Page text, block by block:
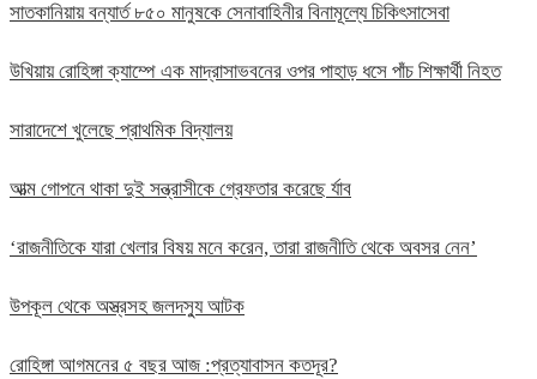
সাতকানিয়ায় বন্যার্ত ৮৫০ মানুষকে সেনাবাহিনীর বিনামূল্যে চিকিৎসাসেবা
উখিয়ায় রোহিঙ্গা ক্যাম্পে এক মাদ্রাসাভবনের ওপর পাহাড় ধসে পাঁচ শিক্ষার্থী নিহত
সারাদেশে খুলেছে প্রাথমিক বিদ্যালয়
আত্ম গোপনে থাকা দুই সন্ত্রাসীকে গ্রেফতার করেছে র্যাব
‘রাজনীতিকে যারা খেলার বিষয় মনে করেন, তারা রাজনীতি থেকে অবসর নেন’
উপকূল থেকে অস্ত্রসহ জলদস্যু আটক
রোহিঙ্গা আগমনের ৫ বছর আজ :প্রত্যাবাসন কতদূর?